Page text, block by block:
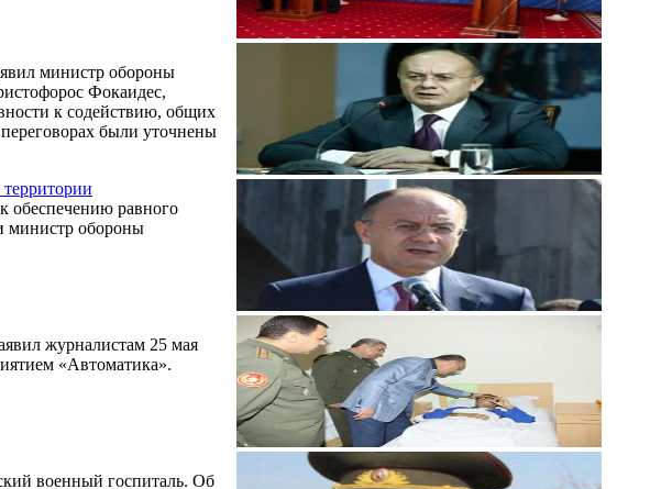
министр обороны
Фокаидес,
к содействию, общих
были уточнены
обеспечению равного
министр обороны
журналистам 25 мая
«Автоматика».
военный госпиталь. Об